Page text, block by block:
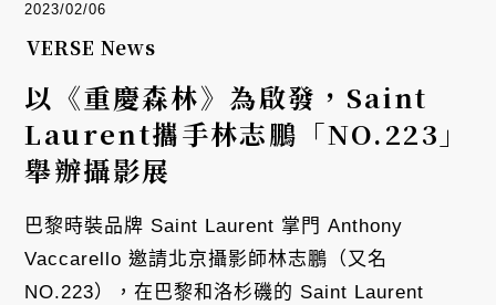
2023/02/06
VERSE News
以《重慶森林》為啟發，Saint
Laurent攜手林志鵬「NO.223」
舉辦攝影展
巴黎時裝品牌 Saint Laurent 掌門 Anthony
Vaccarello 邀請北京攝影師林志鵬（又名
NO.223），在巴黎和洛杉磯的 Saint Laurent